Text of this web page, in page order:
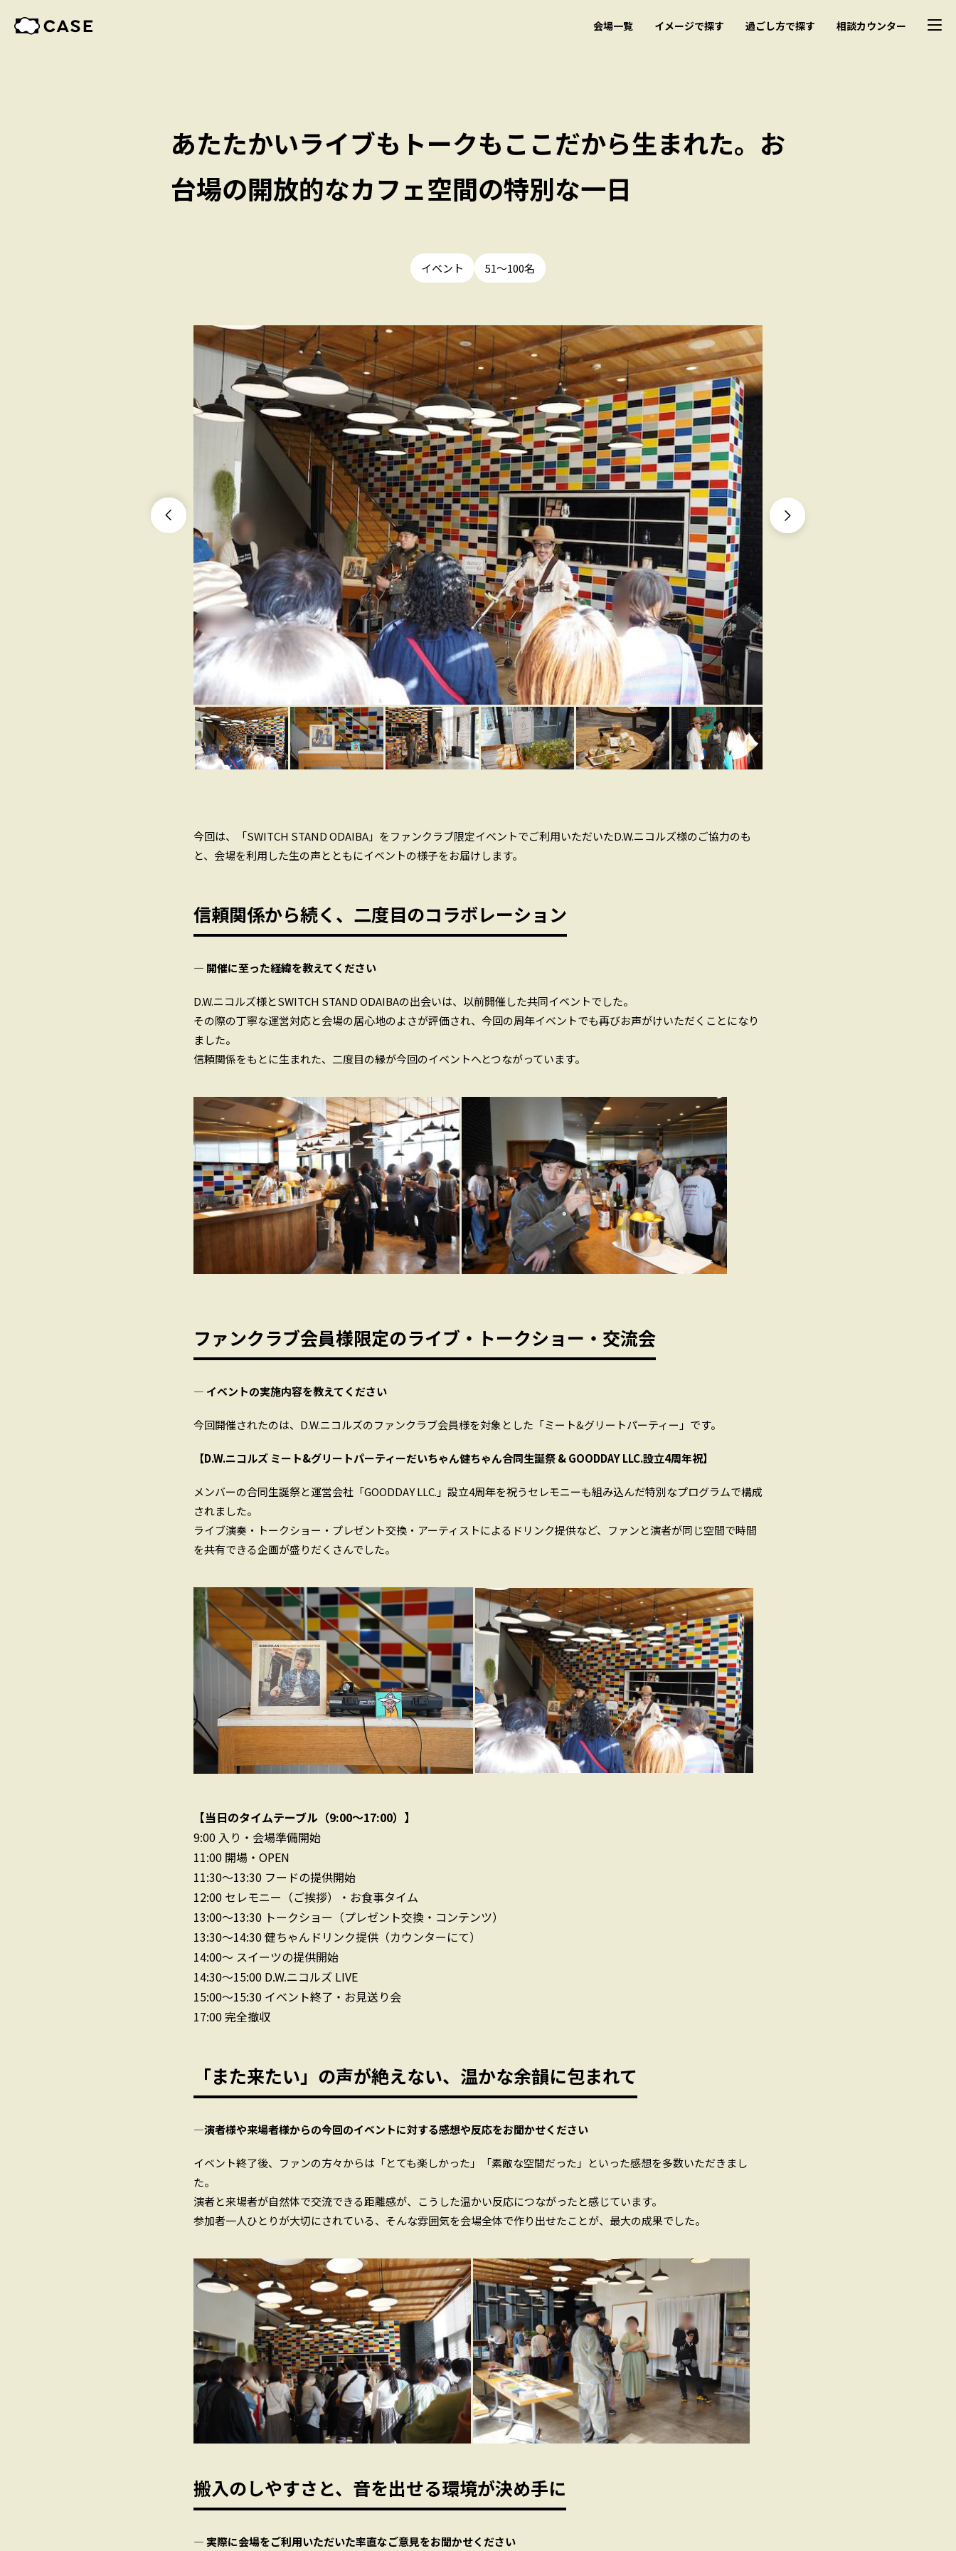
会場一覧 イメージで探す 過ごし方で探す 相談カウンター
あたたかいライブもトークもここだから生まれた。お
台場の開放的なカフェ空間の特別な一日
イベント 51〜100名
今回は、「SWITCH STAND ODAIBA」をファンクラブ限定イベントでご利用いただいたD.W.ニコルズ様のご協力のも
と、会場を利用した生の声とともにイベントの様子をお届けします。
信頼関係から続く、二度目のコラボレーション
― 開催に至った経緯を教えてください
D.W.ニコルズ様とSWITCH STAND ODAIBAの出会いは、以前開催した共同イベントでした。
その際の丁寧な運営対応と会場の居心地のよさが評価され、今回の周年イベントでも再びお声がけいただくことになり
ました。
信頼関係をもとに生まれた、二度目の縁が今回のイベントへとつながっています。
ファンクラブ会員様限定のライブ・トークショー・交流会
― イベントの実施内容を教えてください
今回開催されたのは、D.W.ニコルズのファンクラブ会員様を対象とした「ミート&グリートパーティー」です。
【D.W.ニコルズ ミート&グリートパーティーだいちゃん健ちゃん合同生誕祭 & GOODDAY LLC.設立4周年祝】
メンバーの合同生誕祭と運営会社「GOODDAY LLC.」設立4周年を祝うセレモニーも組み込んだ特別なプログラムで構成
されました。
ライブ演奏・トークショー・プレゼント交換・アーティストによるドリンク提供など、ファンと演者が同じ空間で時間
を共有できる企画が盛りだくさんでした。
【当日のタイムテーブル（9:00〜17:00）】
9:00 入り・会場準備開始
11:00 開場・OPEN
11:30〜13:30 フードの提供開始
12:00 セレモニー（ご挨拶）・お食事タイム
13:00〜13:30 トークショー（プレゼント交換・コンテンツ）
13:30〜14:30健ちゃんドリンク提供（カウンターにて）
14:00〜 スイーツの提供開始
14:30〜15:00 D.W.ニコルズ LIVE
15:00〜15:30 イベント終了・お見送り会
17:00 完全撤収
「また来たい」の声が絶えない、温かな余韻に包まれて
―演者様や来場者様からの今回のイベントに対する感想や反応をお聞かせください
イベント終了後、ファンの方々からは「とても楽しかった」「素敵な空間だった」といった感想を多数いただきまし
た。
演者と来場者が自然体で交流できる距離感が、こうした温かい反応につながったと感じています。
参加者一人ひとりが大切にされている、そんな雰囲気を会場全体で作り出せたことが、最大の成果でした。
搬入のしやすさと、音を出せる環境が決め手に
― 実際に会場をご利用いただいた率直なご意見をお聞かせください